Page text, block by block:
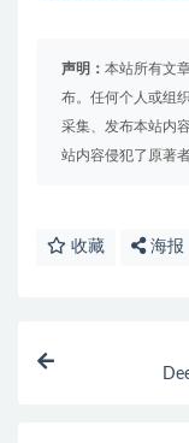
声明： 本站所有文
布。任何个人或组
采集、发布本站内
站内容侵犯了原著
收藏 海报